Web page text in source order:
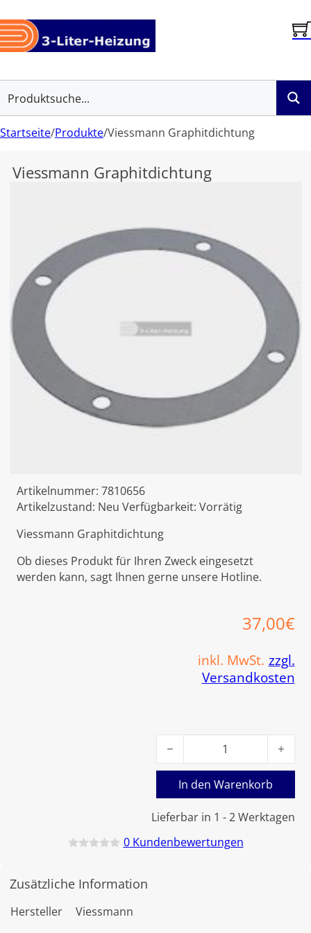
Startseite/Produkte/Viessmann Graphitdichtung
Viessmann Graphitdichtung
Artikelnummer: 7810656
Artikelzustand: Neu Verfügbarkeit: Vorrätig
Viessmann Graphitdichtung
Ob dieses Produkt für Ihren Zweck eingesetzt
werden kann, sagt Ihnen gerne unsere Hotline.
37,00€
inkl. MwSt. zzgl.
Versandkosten
Lieferbar in 1 - 2 Werktagen
Viessmann Graphitdichtung
In den Warenkorb
e
0Kundenbewertungen
Zusätzliche Information
Hersteller Viessmann